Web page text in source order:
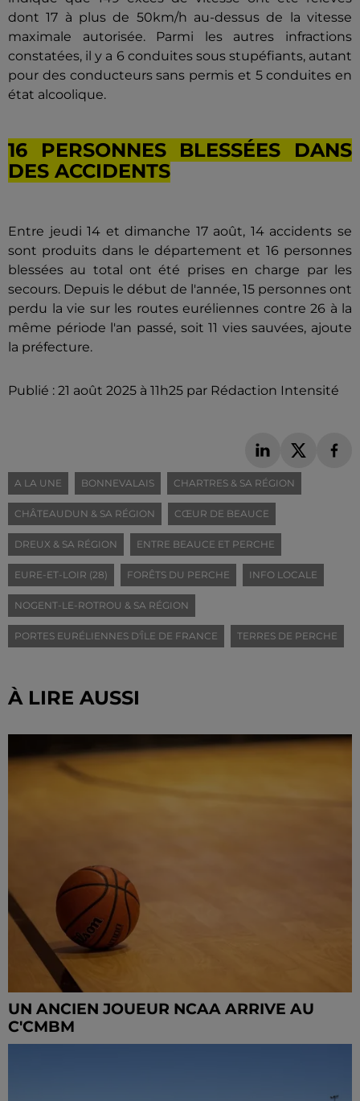
dont 17 à plus de 50km/h au-dessus de la vitesse
maximale autorisée. Parmi les autres infractions
constatées, il y a 6 conduites sous stupéfiants, autant
pour des conducteurs sans permis et 5 conduites en
état alcoolique.
16 PERSONNES BLESSÉES DANS
DES ACCIDENTS
Entre jeudi 14 et dimanche 17 août, 14 accidents se
sont produits dans le département et 16 personnes
blessées au total ont été prises en charge par les
secours. Depuis le début de l'année, 15 personnes ont
perdu la vie sur les routes euréliennes contre 26 à la
même période l'an passé, soit 11 vies sauvées, ajoute
la préfecture.
Publié : 21 août 2025 à 11h25 par Rédaction Intensité
A LA UNE BONNEVALAIS CHARTRES & SA RÉGION
CHÂTEAUDUN & SA RÉGION CŒUR DE BEAUCE
DREUX & SA RÉGION ENTRE BEAUCE ET PERCHE
EURE-ET-LOIR (28) FORÊTS DU PERCHE INFO LOCALE
NOGENT-LE-ROTROU & SA RÉGION
PORTES EURÉLIENNES D'ÎLE DE FRANCE TERRES DE PERCHE
À LIRE AUSSI
UN ANCIEN JOUEUR NCAA ARRIVE AU
C'CMBM